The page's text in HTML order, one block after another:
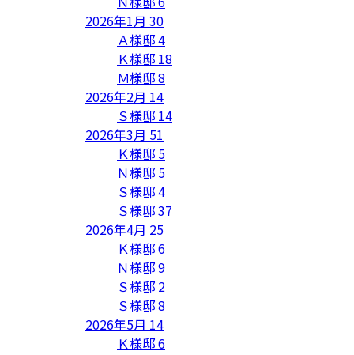
2026年1月 30
Ａ様邸4
Ｋ様邸 18
Ｍ様邸8
2026年2月 14
Ｓ様邸 14
2026年3月 51
Ｋ様邸 5
Ｎ様邸 5
Ｓ様邸4
Ｓ様邸37
2026年4月 25
Ｋ様邸6
Ｎ様邸9
Ｓ様邸 2
Ｓ様邸8
2026年5月 14
Ｋ様邸6